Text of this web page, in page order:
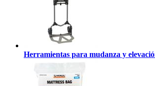
Herramientas para mudanza y